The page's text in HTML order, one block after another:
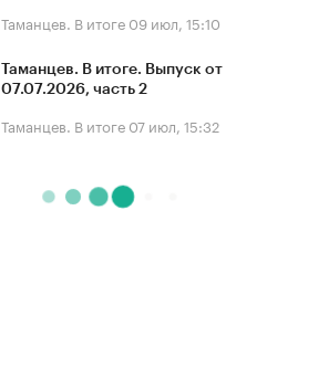
Таманцев. В итоге 09 июл, 15:10
Таманцев. В итоге. Выпуск от
07.07.2026, часть 2
Таманцев. В итоге 07 июл, 15:32